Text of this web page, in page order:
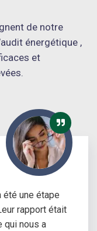
de notre
énergétique ,
et
été une étape
rapport était
qui nous a